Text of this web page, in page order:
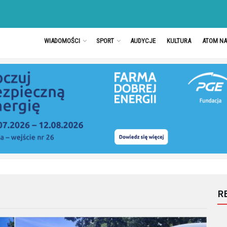
WIADOMOŚCI SPORT AUDYCJE KULTURA ATOM